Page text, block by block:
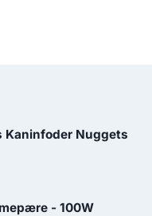
Kaninfoder Nuggets
- 100W